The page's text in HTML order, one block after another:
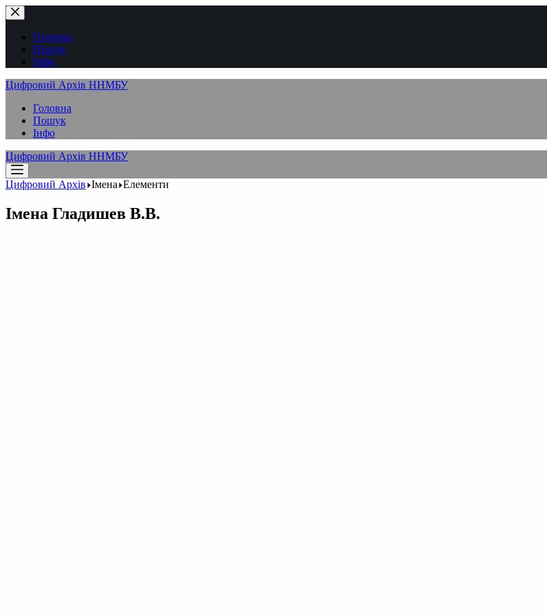
Перейти
до
вмістуГоловна
Пошук
Інфо
Цифровий Архів ННМБУ
Головна
Пошук
Інфо
Цифровий Архів ННМБУ
Цифровий Архів Імена Елементи
Імена Гладишев В.В.